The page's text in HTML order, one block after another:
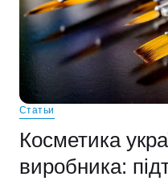
Статьи
Косметика
виробника: